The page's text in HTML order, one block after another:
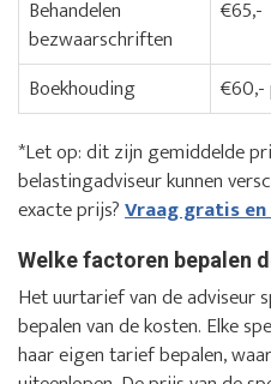
Behandelen
bezwaarschriften
€65,-
Boekhouding
€60,-
*Let op: dit zijn gemiddelde
belastingadviseur kunnen
exacte prijs?Vraag gratis
Welke factoren bepalen
Het uurtarief van de adviseur
bepalen van de kosten. Elke
haar eigen tarief bepalen,